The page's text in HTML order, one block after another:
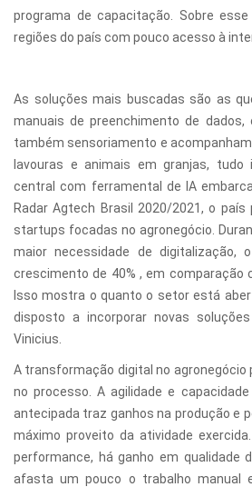
programa de capacitação. Sobre
regiões do país com pouco acesso à
As soluções mais buscadas são as
manuais de preenchimento de dados,
também sensoriamento e
lavouras e animais em granjas,
central com ferramental de IA
Radar Agtech Brasil 2020/2021, o
startups focadas no agronegócio.
maior necessidade de digitalização,
crescimento de 40% , em comparação
Isso mostra o quanto o setor está
disposto a incorporar novas
Vinicius.
A transformação digital no agronegócio
no processo. A agilidade e
antecipada traz ganhos na produção e
máximo proveito da atividade
performance, há ganho em qualidade
afasta um pouco o trabalho manual